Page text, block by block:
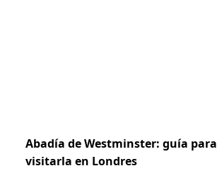
Abadía de Westminster: guía para
visitarla en Londres